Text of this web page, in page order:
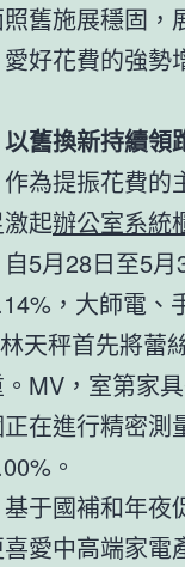
舊施展穩固，
好花費的強勢
以舊換新持續領
作為提振花費的
起辦公室系統
5月28日至5
，大師電、
天秤首先將蕾
MV，室第家
在進行精密測
。
基于國補和年夜
愛中高端家電